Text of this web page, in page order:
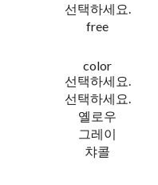
선택하세요.
free
color
선택하세요.
선택하세요.
옐로우
그레이
챠콜